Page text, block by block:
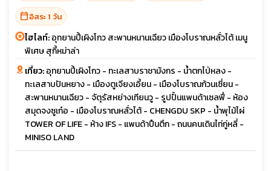
calendar_todayอิสระ 1 วัน
ไฮไลท์:อุทยานปี้เผิงโกว สะพานหนานเฉียว เมืองโบราณหลั่วไต้ เมนู
พิเศษ สุกี้หม่าล่า
เที่ยว:อุทยานปี้เผิงโกว - ทะเลสาบราชามังกร - น้ำตกไป่หลง -
ทะเลสาบปันหยาง - เมืองตูเจียงเอี้ยน - เมืองโบราณก้วนเซี่ยน -
สะพานหนานเฉียว - จัตุรัสหย่างเทียนวู - รูปปั้นแพนด้าเซลฟี่ - ห้อง
สมุดจงซูเก๋อ - เมืองโบราณหลั่วไต้ - CHENGDU SKP - น้ำพุไม้ไผ่
TOWER OF LIFE - ห้าง IFS - แพนด้าปืนตึก - ถนนคนเดินไท่กู่หลี่ -
MINISO LAND